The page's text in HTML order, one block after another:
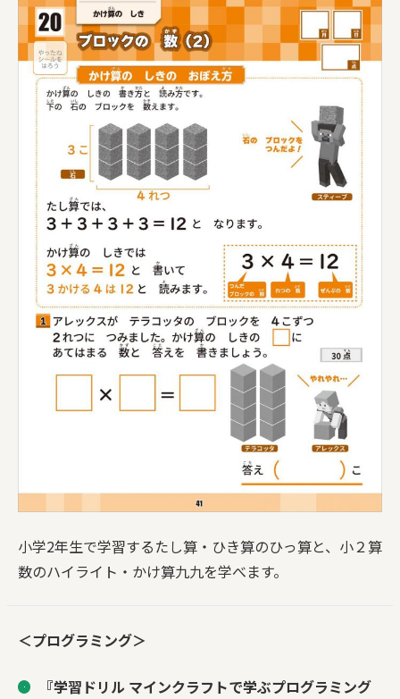
小学2年生で学習するたし算・ひき算のひっ算と、小２算
数のハイライト・かけ算九九を学べます。
＜プログラミング＞
『学習ドリル マインクラフトで学ぶプログラミング